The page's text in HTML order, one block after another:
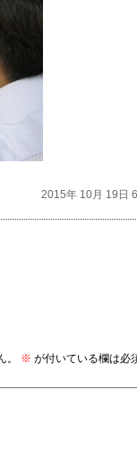
2015年 10月 19日
※ が付いている欄は必